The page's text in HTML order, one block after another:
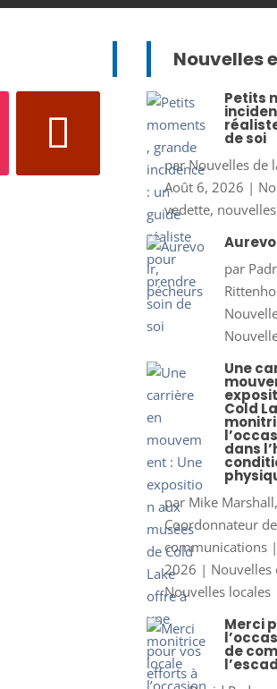
Nouvelles
Petits
de soi
parNouvelles de
Août 6, 2026 |
vedette,
par
Une
Cold
dans
par Mike Marshall,
Coordonnateur
communications|
2026 | Nouvelles
Nouvelles locales
Merci
de